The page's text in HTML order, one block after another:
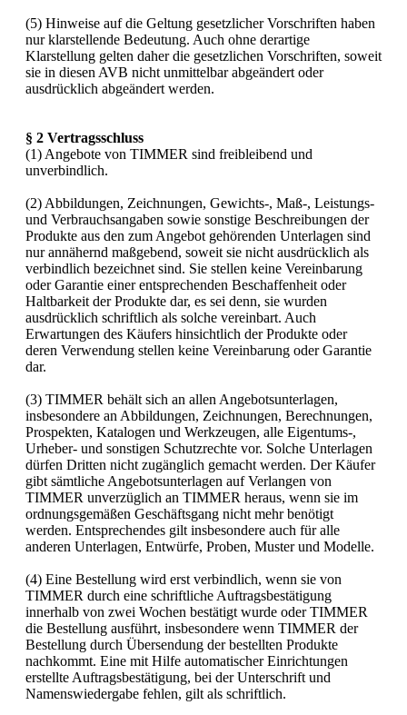
(5) Hinweise auf die Geltung gesetzlicher Vorschriften haben
nur klarstellende Bedeutung. Auch ohne derartige
Klarstellung gelten daher die gesetzlichen Vorschriften, soweit
sie in diesen AVB nicht unmittelbar abgeändert oder
ausdrücklich abgeändert werden.
§ 2 Vertragsschluss
(1) Angebote von TIMMER sind freibleibend und
unverbindlich.
(2) Abbildungen, Zeichnungen, Gewichts-, Maß-, Leistungs-
und Verbrauchsangaben sowie sonstige Beschreibungen der
Produkte aus den zum Angebot gehörenden Unterlagen sind
nur annähernd maßgebend, soweit sie nicht ausdrücklich als
verbindlich bezeichnet sind. Sie stellen keine Vereinbarung
oder Garantie einer entsprechenden Beschaffenheit oder
Haltbarkeit der Produkte dar, es sei denn, sie wurden
ausdrücklich schriftlich als solche vereinbart. Auch
Erwartungen des Käufers hinsichtlich der Produkte oder
deren Verwendung stellen keine Vereinbarung oder Garantie
dar.
(3) TIMMER behält sich an allen Angebotsunterlagen,
insbesondere an Abbildungen, Zeichnungen, Berechnungen,
Prospekten, Katalogen und Werkzeugen, alle Eigentums-,
Urheber- und sonstigen Schutzrechte vor. Solche Unterlagen
dürfen Dritten nicht zugänglich gemacht werden. Der Käufer
gibt sämtliche Angebotsunterlagen auf Verlangen von
TIMMER unverzüglich an TIMMER heraus, wenn sie im
ordnungsgemäßen Geschäftsgang nicht mehr benötigt
werden. Entsprechendes gilt insbesondere auch für alle
anderen Unterlagen, Entwürfe, Proben, Muster und Modelle.
(4) Eine Bestellung wird erst verbindlich, wenn sie von
TIMMER durch eine schriftliche Auftragsbestätigung
innerhalb von zwei Wochen bestätigt wurde oder TIMMER
die Bestellung ausführt, insbesondere wenn TIMMER der
Bestellung durch Übersendung der bestellten Produkte
nachkommt. Eine mit Hilfe automatischer Einrichtungen
erstellte Auftragsbestätigung, bei der Unterschrift und
Namenswiedergabe fehlen, gilt als schriftlich.